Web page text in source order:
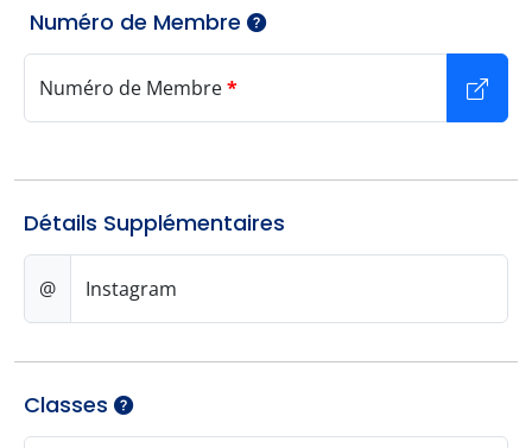
Numéro de Membre
Numéro de Membre*
Détails Supplémentaires
@ Instagram
Classes